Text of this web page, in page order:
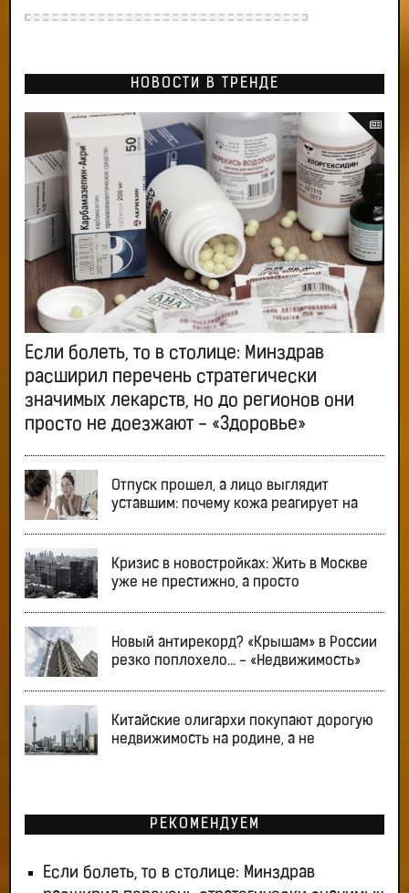
НОВОСТИ В ТРЕНДЕ
Если болеть, то в столице: Минздрав
расширил перечень стратегически
значимых лекарств, но до регионов они
просто не доезжают - «Здоровье»
Отпуск прошел, а лицо выглядит
уставшим: почему кожа реагирует на
Кризис в новостройках: Жить в Москве
уже не престижно, а просто
Новый антирекорд? «Крышам» в России
резко поплохело… - «Недвижимость»
Китайские олигархи покупают дорогую
недвижимость на родине, а не
РЕКОМЕНДУЕМ
Если болеть, то в столице: Минздрав